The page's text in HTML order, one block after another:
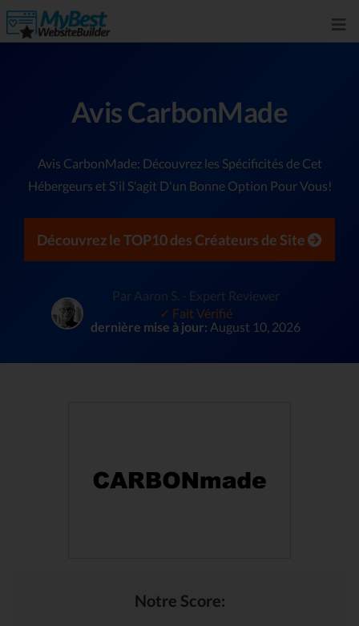
Avis CarbonMade
Avis CarbonMade: Découvrez les Spécificités de Cet
Hébergeurs et S'il S'agit D'un Bonne Option Pour Vous!
Découvrez le TOP10 des Créateurs de Site
Par Aaron S. - Expert Reviewer
✓ Fait Vérifié
dernière mise à jour: August 10, 2026
Notre Score: